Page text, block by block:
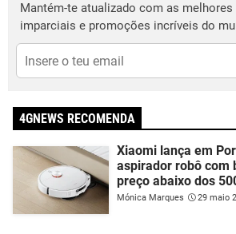
Mantém-te atualizado com as
imparciais e promoções incríveis do
4GNEWS RECOMENDA
Xiaomi lança em
aspirador robô com
preço abaixo dos
Mónica Marques 29 maio